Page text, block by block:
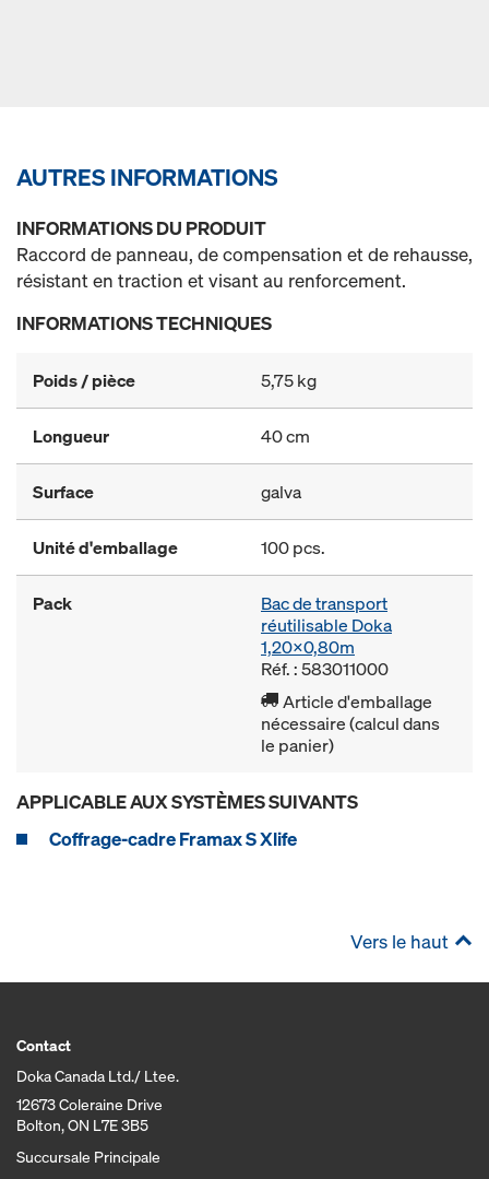
AUTRES INFORMATIONS
INFORMATIONS DU PRODUIT
Raccord de panneau, de compensation et de rehausse,
résistant en traction et visant au renforcement.
INFORMATIONS TECHNIQUES
Poids / pièce 5,75 kg
Longueur 40 cm
Surface galva
Unité d'emballage 100 pcs.
Pack
Bac de transport
réutilisable Doka
1,20x0,80m
Réf. : 583011000
Article d'emballage
nécessaire (calcul dans
le panier)
APPLICABLE AUX SYSTÈMES SUIVANTS
Coffrage-cadre Framax S Xlife
Vers le haut
Contact
Doka Canada Ltd./ Ltee.
12673 Coleraine Drive
Bolton, ON L7E 3B5
Succursale Principale